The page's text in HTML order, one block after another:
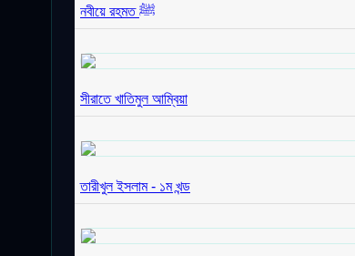
নবীয়ে রহমত ﷺ
সীরাতে খাতিমুল আম্বিয়া
তারীখুল ইসলাম - ১ম খন্ড